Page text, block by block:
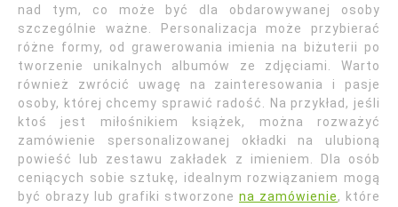
nad tym, co może być dla obdarowywanej osoby
szczególnie ważne. Personalizacja może przybierać
różne formy, od grawerowania imienia na biżuterii po
tworzenie unikalnych albumów ze zdjęciami. Warto
również zwrócić uwagę na zainteresowania i pasje
osoby, której chcemy sprawić radość. Na przykład, jeśli
ktoś jest miłośnikiem książek, można rozważyć
zamówienie spersonalizowanej okładki na ulubioną
powieść lub zestawu zakładek z imieniem. Dla osób
ceniących sobie sztukę, idealnym rozwiązaniem mogą
być obrazy lub grafiki stworzone na zamówienie, które